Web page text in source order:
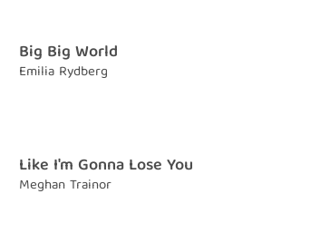
của mình
hair in the wind
tung bay trong gió
Big Big World
Emilia Rydberg
Like I'm Gonna Lose You
Meghan Trainor